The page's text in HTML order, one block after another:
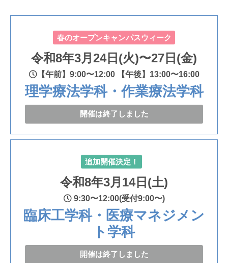
春のオープンキャンパスウィーク
令和8年3月24日(火)〜27日(金)
【午前】9:00〜12:00 【午後】13:00〜16:00
理学療法学科・作業療法学科
開催は終了しました
追加開催決定！
令和8年3月14日(土)
9:30〜12:00(受付9:00〜)
臨床工学科・医療マネジメン
ト学科
開催は終了しました